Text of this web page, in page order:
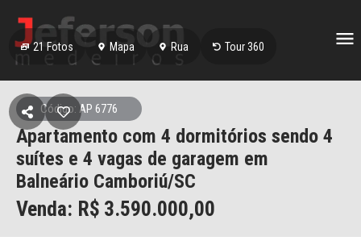
21 Fotos Mapa Rua Tour 360
Código: AP 6776
Apartamento com 4 dormitórios sendo 4
suítes e 4 vagas de garagem em
Balneário Camboriú/SC
Venda: R$ 3.590.000,00